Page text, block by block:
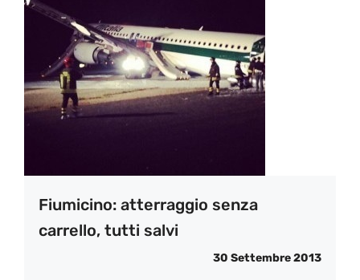
Fiumicino: atterraggio senza
carrello, tutti salvi
30 Settembre 2013